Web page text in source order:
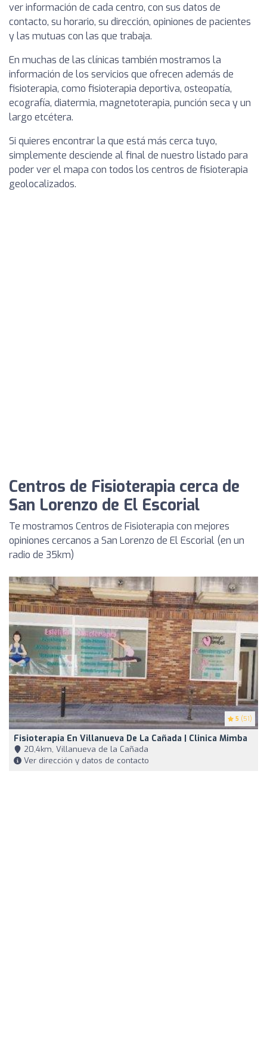
ver información de cada centro, con sus datos de
contacto, su horario, su dirección, opiniones de pacientes
y las mutuas con las que trabaja.
En muchas de las clínicas también mostramos la
información de los servicios que ofrecen además de
fisioterapia, como fisioterapia deportiva, osteopatía,
ecografía, diatermia, magnetoterapia, punción seca y un
largo etcétera.
Si quieres encontrar la que está más cerca tuyo,
simplemente desciende al final de nuestro listado para
poder ver el mapa con todos los centros de fisioterapia
geolocalizados.
Centros de Fisioterapia cerca de
San Lorenzo de El Escorial
Te mostramos Centros de Fisioterapia con mejores
opiniones cercanos a San Lorenzo de El Escorial (en un
radio de 35km)
5 (51)
Fisioterapia En Villanueva De La Cañada | Clinica Mimba
20,4km, Villanueva de la Cañada
Ver dirección y datos de contacto